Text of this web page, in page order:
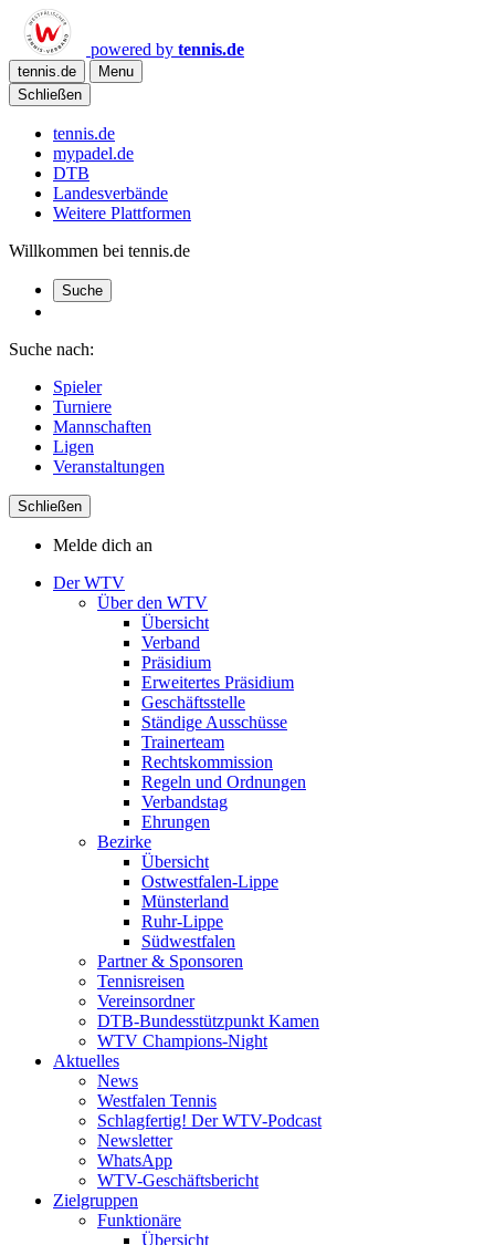
powered by tennis.de
tennis.de
Menu
Schließen
tennis.de
mypadel.de
DTB
Landesverbände
Weitere Plattformen
Willkommen bei tennis.de
Suche
Suche nach:
Spieler
Turniere
Mannschaften
Ligen
Veranstaltungen
Schließen
Melde dich an
Der WTV
Über den WTV
Übersicht
Verband
Präsidium
Erweitertes Präsidium
Geschäftsstelle
Ständige Ausschüsse
Trainerteam
Rechtskommission
Regeln und Ordnungen
Verbandstag
Ehrungen
Bezirke
Übersicht
Ostwestfalen-Lippe
Münsterland
Ruhr-Lippe
Südwestfalen
Partner & Sponsoren
Tennisreisen
Vereinsordner
DTB-Bundesstützpunkt Kamen
WTV Champions-Night
Aktuelles
News
Westfalen Tennis
Schlagfertig! Der WTV-Podcast
Newsletter
WhatsApp
WTV-Geschäftsbericht
Zielgruppen
Funktionäre
Übersicht